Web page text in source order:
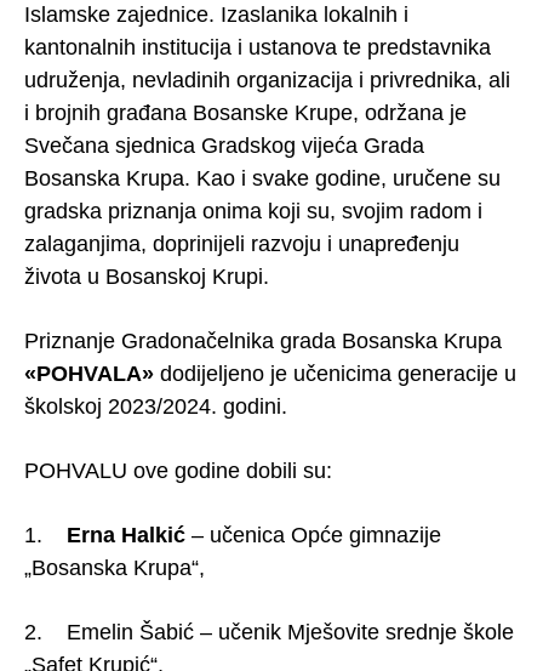
Islamske zajednice. Izaslanika lokalnih i
kantonalnih institucija i ustanova te predstavnika
udruženja, nevladinih organizacija i privrednika, ali
i brojnih građana Bosanske Krupe, održana je
Svečana sjednica Gradskog vijeća Grada
Bosanska Krupa. Kao i svake godine, uručene su
gradska priznanja onima koji su, svojim radom i
zalaganjima, doprinijeli razvoju i unapređenju
života u Bosanskoj Krupi.
Priznanje Gradonačelnika grada Bosanska Krupa
«POHVALA» dodijeljeno je učenicima generacije u
školskoj 2023/2024. godini.
POHVALU ove godine dobili su:
1. Erna Halkić – učenica Opće gimnazije
„Bosanska Krupa“,
2. Emelin Šabić – učenik Mješovite srednje škole
„Safet Krupić“,